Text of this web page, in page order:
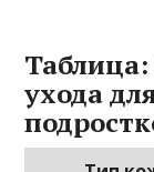
Таблица:
ухода